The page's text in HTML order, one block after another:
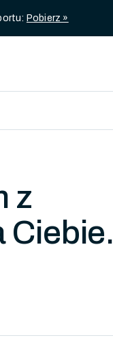
Pobierz »
z
Ciebie.